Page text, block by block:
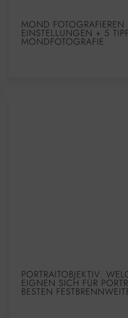
MOND
EINSTELLUNGEN + 5
MONDFOTOGRAFIE
PORTRAITOBJEKTIV:
EIGNEN SICH FÜR
BESTEN